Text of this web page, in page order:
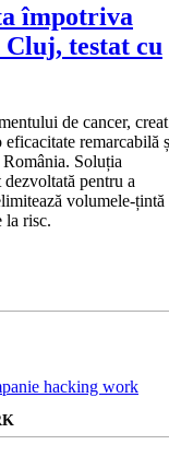
împotriva
testat cu
de cancer, creat
remarcabilă
Soluția
pentru a
volumele-țintă
la risc.